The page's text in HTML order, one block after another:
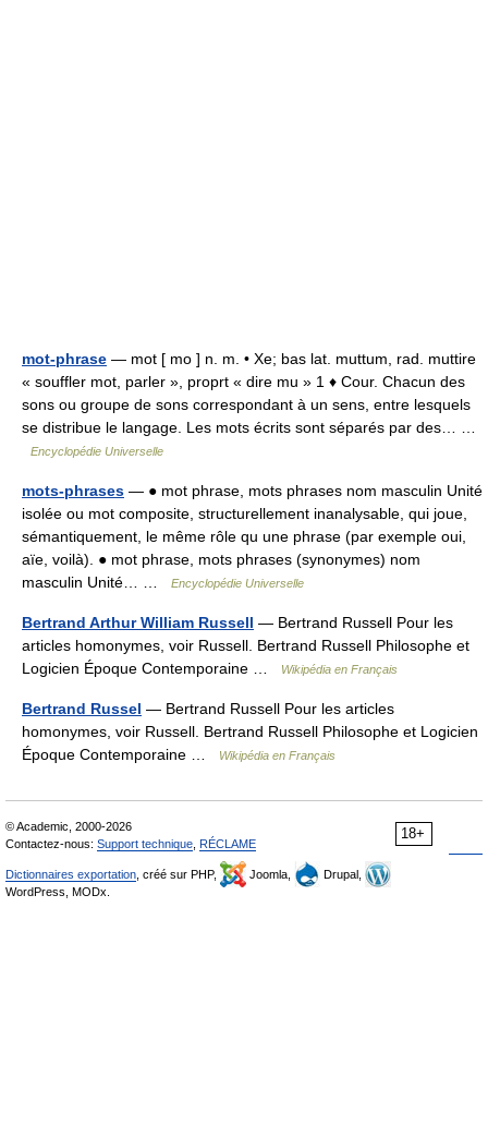
mot-phrase — mot [ mo ] n. m. • Xe; bas lat. muttum, rad. muttire
« souffler mot, parler », proprt « dire mu » 1 ♦ Cour. Chacun des
sons ou groupe de sons correspondant à un sens, entre lesquels
se distribue le langage. Les mots écrits sont séparés par des… …
Encyclopédie Universelle
mots-phrases — ● mot phrase, mots phrases nom masculin Unité
isolée ou mot composite, structurellement inanalysable, qui joue,
sémantiquement, le même rôle qu une phrase (par exemple oui,
aïe, voilà). ● mot phrase, mots phrases (synonymes) nom
masculin Unité… …
Encyclopédie Universelle
Bertrand Arthur William Russell — Bertrand Russell Pour les
articles homonymes, voir Russell. Bertrand Russell Philosophe et
Logicien Époque Contemporaine …
Wikipédia en Français
Bertrand Russel — Bertrand Russell Pour les articles
homonymes, voir Russell. Bertrand Russell Philosophe et Logicien
Époque Contemporaine …
Wikipédia en Français
18+
© Academic, 2000-2026
Contactez-nous: Support technique RÉCLAME
Dictionnaires exportation , créé sur PHP, Joomla,
Drupal,
WordPress, MODx.